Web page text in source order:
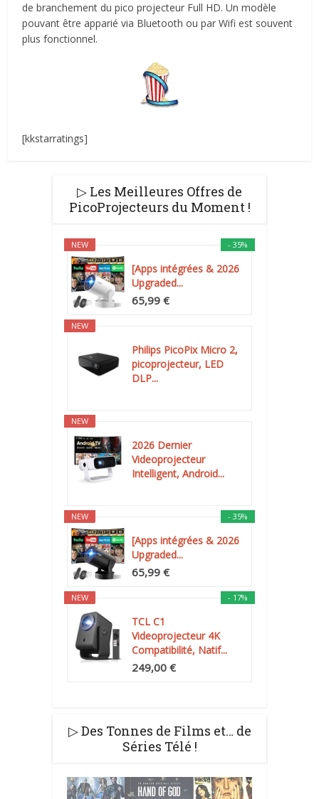
de branchement du pico projecteur Full HD. Un modèle
pouvant être apparié via Bluetooth ou par Wifi est souvent
plus fonctionnel.
[kkstarratings]
▷ Les Meilleures Offres de
PicoProjecteurs du Moment !
- 35%
NEW
[Apps intégrées & 2026
Upgraded...
65,99 €
NEW
Philips PicoPix Micro 2,
picoprojecteur, LED
DLP...
NEW
2026 Dernier
Videoprojecteur
Intelligent, Android...
- 35%
NEW
[Apps intégrées & 2026
Upgraded...
65,99 €
- 17%
NEW
TCL C1
Videoprojecteur 4K
Compatibilité, Natif...
249,00 €
▷ Des Tonnes de Films et… de
Séries Télé !